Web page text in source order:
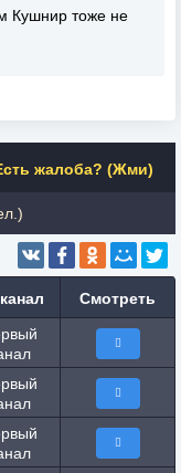
Кушнир тоже не
жалоба? (Жми)
Смотреть